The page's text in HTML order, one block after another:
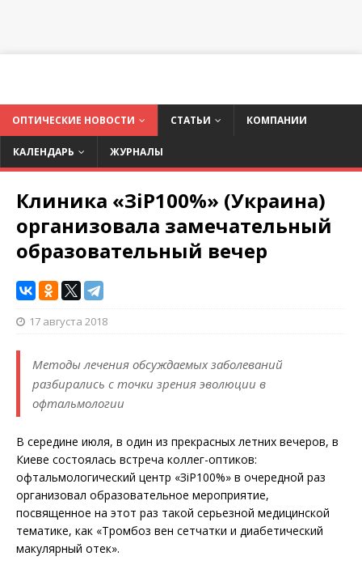
ОПТИЧЕСКИЕ НОВОСТИ СТАТЬИ КОМПАНИИ
КАЛЕНДАРЬ ЖУРНАЛЫ
Клиника «ЗiР100%» (Украина)
организовала замечательный
образовательный вечер
17 августа 2018
Методы лечения обсуждаемых заболеваний
разбирались с точки зрения эволюции в
офтальмологии
В середине июля, в один из прекрасных летних вечеров, в
Киеве состоялась встреча коллег-оптиков:
офтальмологический центр «ЗiР100%» в очередной раз
организовал образовательное мероприятие,
посвященное на этот раз такой серьезной медицинской
тематике, как «Тромбоз вен сетчатки и диабетический
макулярный отек».